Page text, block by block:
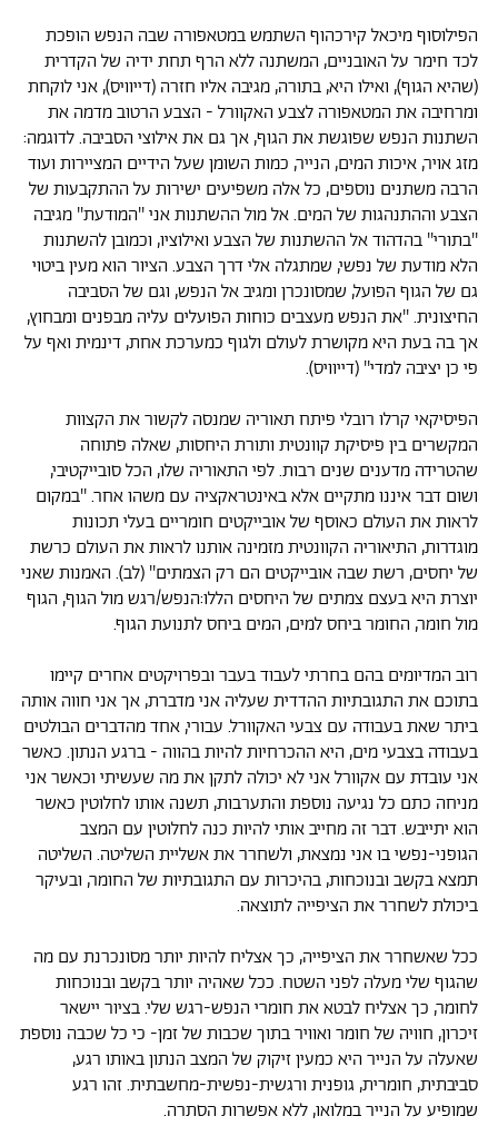
הפילוסוף מיכאל קירכהוף השתמש במטאפורה שבה הנפש הופכת
לכד חימר על האובניים, המשתנה ללא הרף תחת ידיה של הקדרית
(שהיא הגוף), ואילו היא, בתורה, מגיבה אליו חזרה (דייוויס), אני לוקחת
ומרחיבה את המטאפורה לצבע האקוורל - הצבע הרטוב מדמה את
השתנות הנפש שפוגשת את הגוף, אך גם את אילוצי הסביבה. לדוגמה:
מזג אויר, איכות המים, הנייר, כמות השומן שעל הידיים המציירות ועוד
הרבה משתנים נוספים, כל אלה משפיעים ישירות על ההתקבעות של
הצבע וההתנהגות של המים. אל מול ההשתנות אני ''המודעת'' מגיבה
''בתורי'' בהדהוד אל ההשתנות של הצבע ואילוציו, וכמובן להשתנות
הלא מודעת של נפשי, שמתגלה אלי דרך הצבע. הציור הוא מעין ביטוי
גם של הגוף הפועל, שמסונכרן ומגיב אל הנפש, וגם של הסביבה
החיצונית. ''את הנפש מעצבים כוחות הפועלים עליה מבפנים ומבחוץ,
אך בה בעת היא מקושרת לעולם ולגוף כמערכת אחת, דינמית ואף על
פי כן יציבה למדי'' (דייוויס).
הפיסיקאי קרלו רובלי פיתח תאוריה שמנסה לקשור את הקצוות
המקשרים בין פיסיקת קוונטית ותורת היחסות, שאלה פתוחה
שהטרידה מדענים שנים רבות. לפי התאוריה שלו, הכל סובייקטיבי,
ושום דבר איננו מתקיים אלא באינטראקציה עם משהו אחר. ''במקום
לראות את העולם כאוסף של אובייקטים חומריים בעלי תכונות
מוגדרות, התיאוריה הקוונטית מזמינה אותנו לראות את העולם כרשת
של יחסים, רשת שבה אובייקטים הם רק הצמתים'' (לב). האמנות שאני
יוצרת היא בעצם צמתים של היחסים הללו:הנפש/רגש מול הגוף, הגוף
מול חומר, החומר ביחס למים, המים ביחס לתנועת הגוף.
רוב המדיומים בהם בחרתי לעבוד בעבר ובפרויקטים אחרים קיימו
בתוכם את התגובתיות ההדדית שעליה אני מדברת, אך אני חווה אותה
ביתר שאת בעבודה עם צבעי האקוורל. עבורי, אחד מהדברים הבולטים
בעבודה בצבעי מים, היא ההכרחיות להיות בהווה - ברגע הנתון. כאשר
אני עובדת עם אקוורל אני לא יכולה לתקן את מה שעשיתי וכאשר אני
מניחה כתם כל נגיעה נוספת והתערבות, תשנה אותו לחלוטין כאשר
הוא יתייבש. דבר זה מחייב אותי להיות כנה לחלוטין עם המצב
הגופני-נפשי בו אני נמצאת, ולשחרר את אשליית השליטה. השליטה
תמצא בקשב ובנוכחות, בהיכרות עם התגובתיות של החומר, ובעיקר
ביכולת לשחרר את הציפייה לתוצאה.
ככל שאשחרר את הציפייה, כך אצליח להיות יותר מסונכרנת עם מה
שהגוף שלי מעלה לפני השטח. ככל שאהיה יותר בקשב ובנוכחות
לחומר, כך אצליח לבטא את חומרי הנפש-רגש שלי. בציור יישאר
זיכרון, חוויה של חומר ואוויר בתוך שכבות של זמן- כי כל שכבה נוספת
שאעלה על הנייר היא כמעין זיקוק של המצב הנתון באותו רגע,
סביבתית, חומרית, גופנית ורגשית-נפשית-מחשבתית. זהו רגע
שמופיע על הנייר במלואו, ללא אפשרות הסתרה.